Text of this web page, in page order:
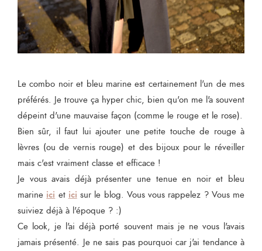
Le combo noir et bleu marine est certainement l'un de mes
préférés. Je trouve ça hyper chic, bien qu'on me l'a souvent
dépeint d'une mauvaise façon (comme le rouge et le rose).
Bien sûr, il faut lui ajouter une petite touche de rouge à
lèvres (ou de vernis rouge) et des bijoux pour le réveiller
mais c'est vraiment classe et efficace !
Je vous avais déjà présenter une tenue en noir et bleu
marine ici et ici sur le blog. Vous vous rappelez ? Vous me
suiviez déjà à l'époque ? :)
Ce look, je l'ai déjà porté souvent mais je ne vous l'avais
jamais présenté. Je ne sais pas pourquoi car j'ai tendance à